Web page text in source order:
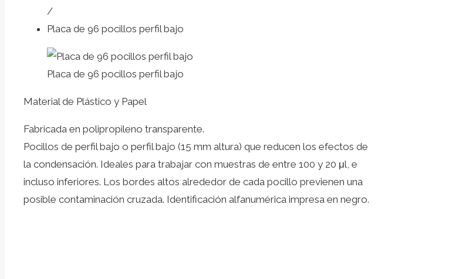
/
Placa de 96 pocillos perfil bajo
Placa de 96 pocillos perfil bajo
Material de Plástico y Papel
Fabricada en polipropileno transparente.
Pocillos de perfil bajo o perfil bajo (15 mm altura) que reducen los efectos de
la condensación. Ideales para trabajar con muestras de entre 100 y 20 μl, e
incluso inferiores. Los bordes altos alrededor de cada pocillo previenen una
posible contaminación cruzada. Identificación alfanumérica impresa en negro.